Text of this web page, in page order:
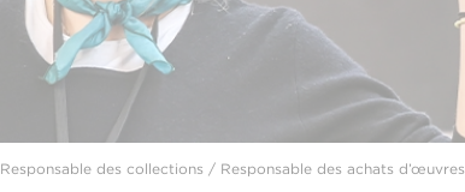
Responsable des collections / Responsable des achats d’œuvres